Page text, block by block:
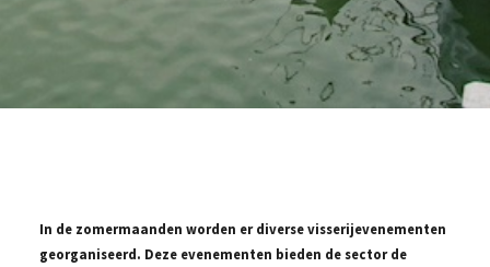
In de zomermaanden worden er diverse visserijevenementen
georganiseerd. Deze evenementen bieden de sector de